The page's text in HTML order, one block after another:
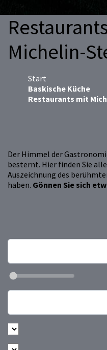
Michelin-
Start
Baskische Küche
Restaurants mit
Der Himmel der
besternt. Hier finden Sie
Auszeichnung des
haben. Gönnen Sie sich